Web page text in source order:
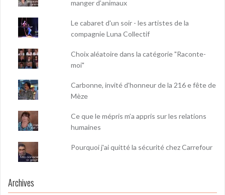
manger d’animaux
Le cabaret d'un soir - les artistes de la
compagnie Luna Collectif
Choix aléatoire dans la catégorie "Raconte-
moi"
Carbonne, invité d'honneur de la 216 e fête de
Mèze
Ce que le mépris m’a appris sur les relations
humaines
Pourquoi j'ai quitté la sécurité chez Carrefour
Archives